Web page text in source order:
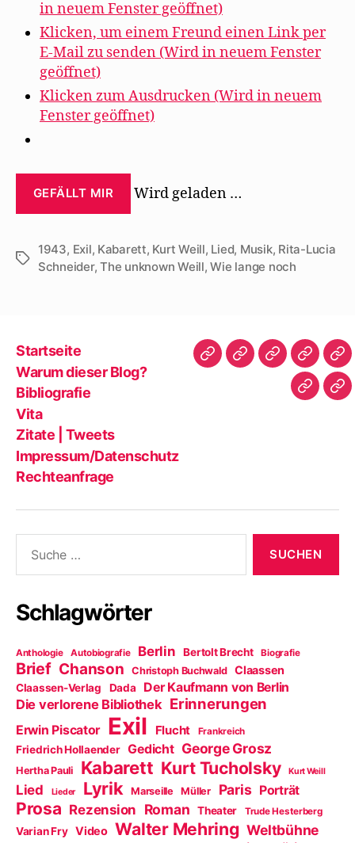
in neuem Fenster geöffnet)
Klicken, um einem Freund einen Link per
E-Mail zu senden (Wird in neuem Fenster
geöffnet)
Klicken zum Ausdrucken (Wird in neuem
Fenster geöffnet)
GEFÄLLT MIR Wird geladen …
Schlagwörter
1943, Exil, Kabarett, Kurt Weill, Lied, Musik, Rita-Lucia
Schneider,The unknown Weill,Wie lange noch
Startseite
Warum dieser Blog?
Bibliografie
Vita
Zitate | Tweets
Impressum/Datenschutz
Rechteanfrage
Startseite
WarumBibliografie
Vita
|
nach:
Schlagwörter
Anthologie Autobiografie Berlin Bertolt Brecht Biografie
Brief Chanson Christoph Buchwald Claassen
Claassen-Verlag Dada Der Kaufmann von Berlin
Die verlorene Bibliothek Erinnerungen
Erwin Piscator Exil Flucht Frankreich
Friedrich Hollaender Gedicht George Grosz
Hertha Pauli Kabarett Kurt Tucholsky Kurt Weill
Lied Lieder Lyrik Marseille Müller Paris Porträt
Prosa Rezension Roman Theater Trude Hesterberg
Varian Fry Video Walter Mehring Weltbühne